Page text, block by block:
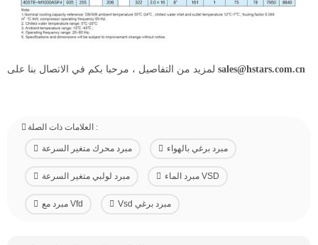
sales@hstars.com.cn
العلامات ذات الصلة :
مبرد محرك متغير السرعة مبرد برغي بالهواء
مبرد لولبي متغير السرعة مبرد الماء VSD
مبرد مع Vfd Vsd مبرد برغي